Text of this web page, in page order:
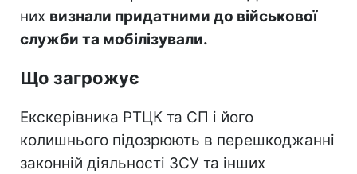
них визнали придатними до військової
служби та мобілізували.
Що загрожує
Екскерівника РТЦК та СП і його
колишнього підозрюють в перешкоджанні
законній діяльності ЗСУ та інших